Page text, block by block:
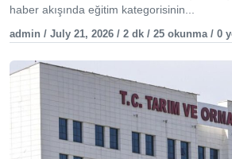
haber akışında eğitim kategorisinin...
admin / July 21, 2026 / 2 dk / 25 okunma / 0